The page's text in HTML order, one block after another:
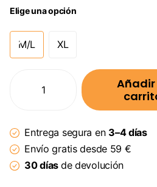
Elige una opción
M/L XL
Entrega segura en 3–4 días
Envío gratis desde 59 €
30 días de devolución